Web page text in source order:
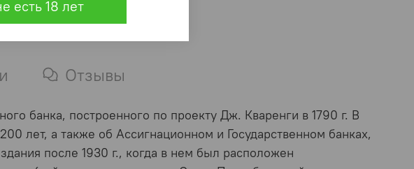
Отзывы
банка, построенного по проекту Дж. Кваренги в 1790 г. В
лет, а также об Ассигнационном и Государственном банках,
после 1930 г., когда в нем был расположен
есть 18 лет